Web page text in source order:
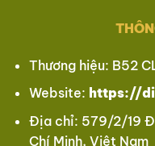
Thương hiệu: B52
Website: https://
Địa chỉ: 579/2/19
Chí Minh, Việt Nam